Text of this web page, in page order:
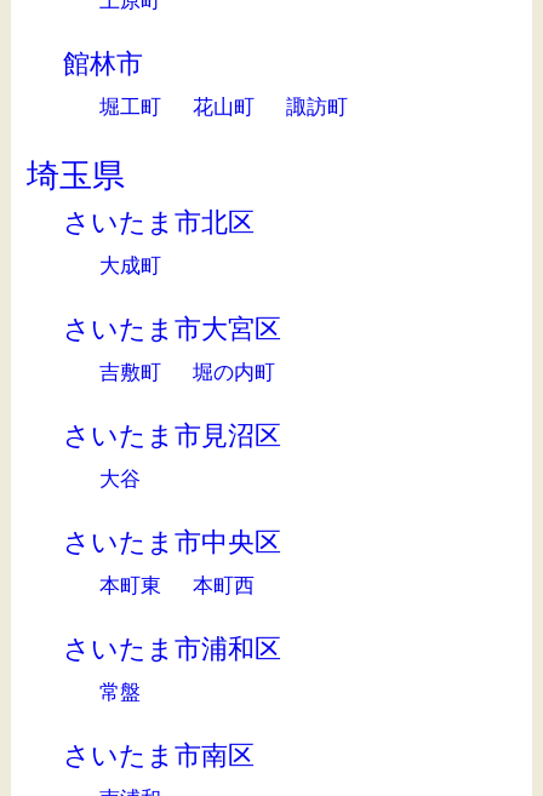
館林市
堀工町 花山町 諏訪町
埼玉県
さいたま市北区
大成町
さいたま市大宮区
吉敷町 堀の内町
さいたま市見沼区
大谷
さいたま市中央区
本町東 本町西
さいたま市浦和区
常盤
さいたま市南区